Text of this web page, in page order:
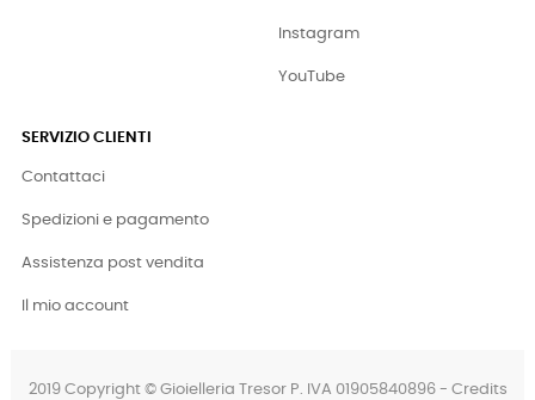
Instagram
YouTube
SERVIZIO CLIENTI
Contattaci
Spedizioni e pagamento
Assistenza post vendita
Il mio account
2019 Copyright © Gioielleria Tresor P. IVA 01905840896 - Credits